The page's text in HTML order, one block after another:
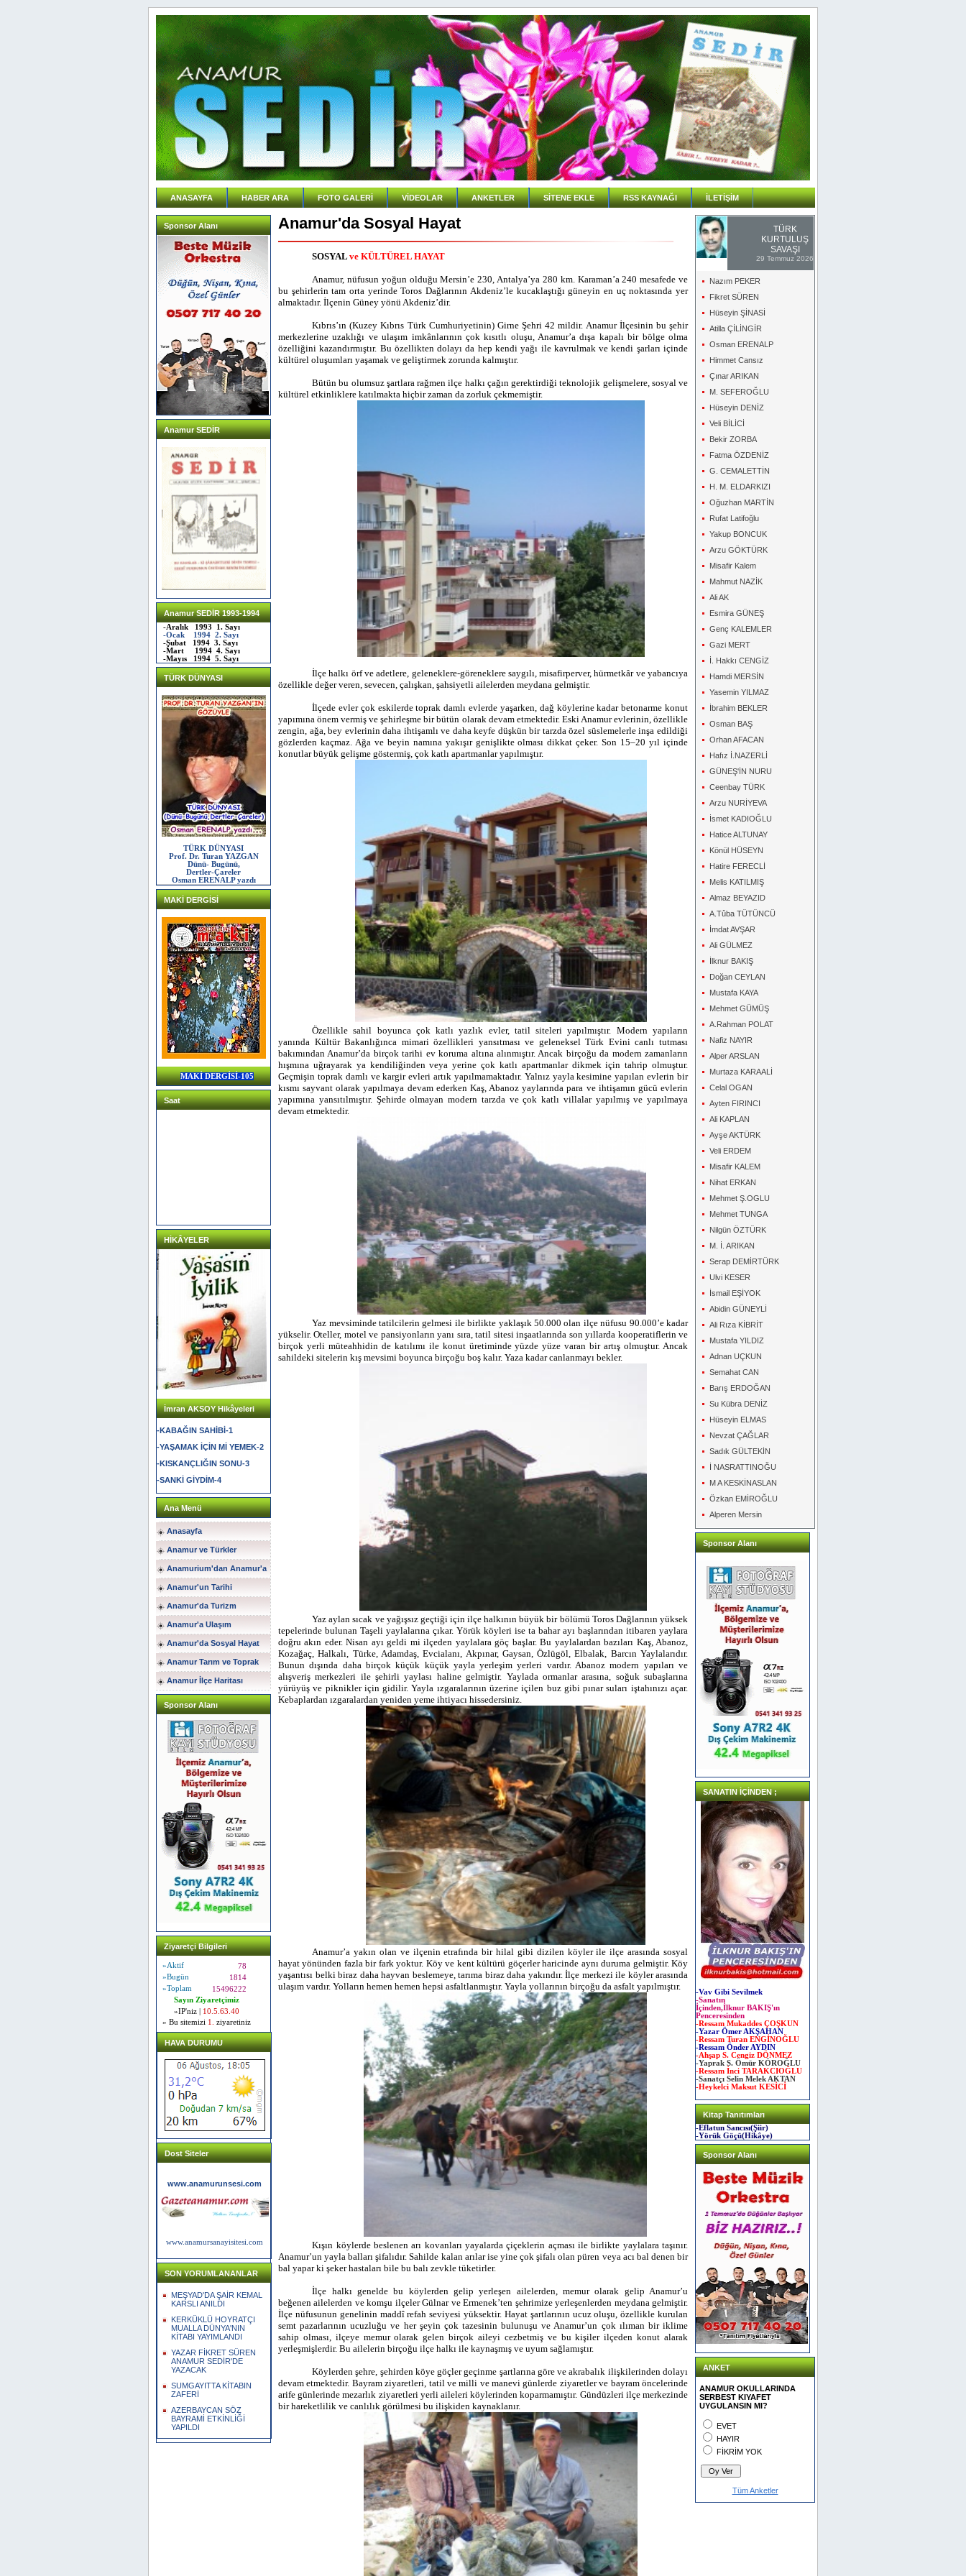
ANASAYFA HABER ARA FOTO GALERİ VİDEOLAR ANKETLER SİTENE EKLE RSS KAYNAĞI İLETİŞİM
Sponsor Alanı
Anamur SEDİR
Anamur SEDİR 1993-1994
-Aralık 1993 1. Sayı
-Ocak 1994 2. Sayı
-Şubat 1994 3. Sayı
-Mart 1994 4. Sayı
-Mayıs 1994 5. Sayı
TÜRK DÜNYASI
TÜRK DÜNYASI
Prof. Dr. Turan YAZGAN
Dünü- Bugünü,
Dertler-Çareler
Osman ERENALP yazdı
MAKİ DERGİSİ
MAKİ DERGİSİ-105
Saat
HİKÂYELER
İmran AKSOY Hikâyeleri
-KABAĞIN SAHİBİ-1
-YAŞAMAK İÇİN Mİ YEMEK-2
-KISKANÇLIĞIN SONU-3
-SANKİ GİYDİM-4
Ana Menü
Anasayfa
Anamur ve Türkler
Anamurium'dan Anamur'a
Anamur'un Tarihi
Anamur'da Turizm
Anamur'a Ulaşım
Anamur'da Sosyal Hayat
Anamur Tarım ve Toprak
Anamur İlçe Haritası
Sponsor Alanı
Ziyaretçi Bilgileri
»Aktif
78
»Bugün
1814
»Toplam
15496222
Sayın Ziyaretçimiz
»IP'niz |
10.5.63.40
» Bu sitemizi 1. ziyaretiniz
HAVA DURUMU
Dost Siteler
www.anamurunsesi.com
www.anamursanayisitesi.com
SON YORUMLANANLAR
MEŞYAD'DA ŞAİR KEMAL
KARSLI ANILDI
KERKÜKLÜ HOYRATÇI
MUALLA DÜNYA'NIN
KİTABI YAYIMLANDI
YAZAR FİKRET SÜREN
ANAMUR SEDİR'DE
YAZACAK
SUMGAYITTA KİTABIN
ZAFERİ
AZERBAYCAN SÖZ
BAYRAMİ ETKİNLİĞİ
YAPILDI
Anamur'da Sosyal Hayat
SOSYALve KÜLTÜREL HAYAT
Anamur, nüfusun yoğun olduğu Mersin’e 230, Antalya’ya 280 km. Karaman’a 240 mesafede ve
bu şehirlerin tam orta yerinde Toros Dağlarının Akdeniz’le kucaklaştığı güneyin en uç noktasında yer
almaktadır. İlçenin Güney yönü Akdeniz’dir.
Kıbrıs’ın (Kuzey Kıbrıs Türk Cumhuriyetinin) Girne Şehri 42 mildir. Anamur İlçesinin bu şehir
merkezlerine uzaklığı ve ulaşım imkânlarının çok kısıtlı oluşu, Anamur’a dışa kapalı bir bölge olma
özelliğini kazandırmıştır. Bu özellikten dolayı da hep kendi yağı ile kavrulmak ve kendi şarları içinde
kültürel oluşumları yaşamak ve geliştirmek zorunda kalmıştır.
Bütün bu olumsuz şartlara rağmen ilçe halkı çağın gerektirdiği teknolojik gelişmelere, sosyal ve
kültürel etkinliklere katılmakta hiçbir zaman da zorluk çekmemiştir.
İlçe halkı örf ve adetlere, geleneklere-göreneklere saygılı, misafirperver, hürmetkâr ve yabancıya
özellikle değer veren, sevecen, çalışkan, şahsiyetli ailelerden meydana gelmiştir.
İlçede evler çok eskilerde toprak damlı evlerde yaşarken, dağ köylerine kadar betonarme konut
yapımına önem vermiş ve şehirleşme bir bütün olarak devam etmektedir. Eski Anamur evlerinin, özellikle
zengin, ağa, bey evlerinin daha ihtişamlı ve daha keyfe düşkün bir tarzda özel süslemelerle inşa edildiği
gözlerden kaçmaz. Ağa ve beyin namına yakışır genişlikte olması dikkat çeker. Son 15–20 yıl içinde
konutlar büyük gelişme göstermiş, çok katlı apartmanlar yapılmıştır.
Özellikle sahil boyunca çok katlı yazlık evler, tatil siteleri yapılmıştır. Modern yapıların
yanında Kültür Bakanlığınca mimari özellikleri yansıtması ve geleneksel Türk Evini canlı tutması
bakımından Anamur’da birçok tarihi ev koruma altına alınmıştır. Ancak birçoğu da modern zamanların
hışmına uğrayarak ya kendiliğinden veya yerine çok katlı apartmanlar dikmek için tahrip olmuştur.
Geçmişin toprak damlı ve kargir evleri artık yapılmamaktadır. Yalnız yayla kesimine yapılan evlerin bir
kısmı sayvant olarak yapılmaya devam ederken Kaş, Abanoz yaylarında para ve ihtişamın gücü evlerin
yapımına yansıtılmıştır. Şehirde olmayan modern tarzda ve çok katlı villalar yapılmış ve yapılmaya
devam etmektedir.
Yaz mevsiminde tatilcilerin gelmesi ile birlikte yaklaşık 50.000 olan ilçe nüfusu 90.000’e kadar
yükselir. Oteller, motel ve pansiyonların yanı sıra, tatil sitesi inşaatlarında son yıllarda kooperatiflerin ve
birçok yerli müteahhidin de katılımı ile konut üretiminde yüzde yüze varan bir artış olmuştur. Ancak
sahildeki sitelerin kış mevsimi boyunca birçoğu boş kalır. Yaza kadar canlanmayı bekler.
Yaz aylan sıcak ve yağışsız geçtiği için ilçe halkının büyük bir bölümü Toros Dağlarının yüksek
tepelerinde bulunan Taşeli yaylalarına çıkar. Yörük köyleri ise ta bahar ayı başlarından itibaren yaylara
doğru akın eder. Nisan ayı geldi mi ilçeden yaylalara göç başlar. Bu yaylalardan bazıları Kaş, Abanoz,
Kozağaç, Halkalı, Türke, Adamdaş, Evcialanı, Akpınar, Gaysan, Özlügöl, Elbalak, Barcın Yaylalarıdır.
Bunun dışında daha birçok küçük küçük yayla yerleşim yerleri vardır. Abanoz modern yapıları ve
alışveriş merkezleri ile şehirli yaylası haline gelmiştir. Yaylada ormanlar arasına, soğuk subaşlarına
yürüyüş ve piknikler için gidilir. Yayla ızgaralarının üzerine içilen buz gibi pınar suları iştahınızı açar.
Kebaplardan ızgaralardan yeniden yeme ihtiyacı hissedersiniz.
Anamur’a yakın olan ve ilçenin etrafında bir hilal gibi dizilen köyler ile ilçe arasında sosyal
hayat yönünden fazla bir fark yoktur. Köy ve kent kültürü göçerler haricinde aynı duruma gelmiştir. Köy
yaşantısı belki biraz daha hayvan beslemeye, tarıma biraz daha yakındır. İlçe merkezi ile köyler arasında
ulaşım vardır. Yolların hemen hemen hepsi asfaltlanmıştır. Yayla yollarının birçoğu da asfalt yapılmıştır.
Kışın köylerde beslenen arı kovanları yayalarda çiçeklerin açması ile birlikte yaylalara taşınır.
Anamur’un yayla balları şifalıdır. Sahilde kalan arılar ise yine çok şifalı olan püren veya acı bal denen bir
bal yapar ki şeker hastaları bile bu balı zevkle tüketirler.
İlçe halkı genelde bu köylerden gelip yerleşen ailelerden, memur olarak gelip Anamur’u
beğenen ailelerden ve komşu ilçeler Gülnar ve Ermenek’ten şehrimize yerleşenlerden meydana gelmiştir.
İlçe nüfusunun genelinin maddî refah seviyesi yüksektir. Hayat şartlarının ucuz oluşu, özellikle kurulan
semt pazarlarının ucuzluğu ve her şeyin çok tazesinin bulunuşu ve Anamur’un çok ılıman bir iklime
sahip olması, ilçeye memur olarak gelen birçok aileyi cezbetmiş ve bu kişiler ilçeden konut alarak
yerleşmişlerdir. Bu ailelerin birçoğu ilçe halkı ile kaynaşmış ve uyum sağlamıştır.
Köylerden şehre, şehirden köye göçler geçinme şartlarına göre ve akrabalık ilişkilerinden dolayı
devam etmektedir. Bayram ziyaretleri, tatil ve milli ve manevi günlerde ziyaretler ve bayram öncelerinde
arife günlerinde mezarlık ziyaretleri yerli aileleri köylerinden koparmamıştır. Gündüzleri ilçe merkezinde
bir hareketlilik ve canlılık görülmesi bu ilişkiden kaynaklanır.
TÜRK
KURTULUŞ
SAVAŞI
29 Temmuz 2026
Nazım PEKER
Fikret SÜREN
Hüseyin ŞİNASİ
Atilla ÇİLİNGİR
Osman ERENALP
Himmet Cansız
Çınar ARIKAN
M. SEFEROĞLU
Hüseyin DENİZ
Veli BİLİCİ
Bekir ZORBA
Fatma ÖZDENİZ
G. CEMALETTİN
H. M. ELDARKIZI
Oğuzhan MARTİN
Rufat Latifoğlu
Yakup BONCUK
Arzu GÖKTÜRK
Misafir Kalem
Mahmut NAZİK
Ali AK
Esmira GÜNEŞ
Genç KALEMLER
Gazi MERT
İ. Hakkı CENGİZ
Hamdi MERSİN
Yasemin YILMAZ
İbrahim BEKLER
Osman BAŞ
Orhan AFACAN
Hafız İ.NAZERLİ
GÜNEŞ'İN NURU
Ceenbay TÜRK
Arzu NURİYEVA
İsmet KADIOĞLU
Hatice ALTUNAY
Könül HÜSEYN
Hatire FERECLİ
Melis KATILMIŞ
Almaz BEYAZID
A.Tûba TÜTÜNCÜ
İmdat AVŞAR
Ali GÜLMEZ
İlknur BAKIŞ
Doğan CEYLAN
Mustafa KAYA
Mehmet GÜMÜŞ
A.Rahman POLAT
Nafiz NAYIR
Alper ARSLAN
Murtaza KARAALİ
Celal OGAN
Ayten FIRINCI
Ali KAPLAN
Ayşe AKTÜRK
Veli ERDEM
Misafir KALEM
Nihat ERKAN
Mehmet Ş.OGLU
Mehmet TUNGA
Nilgün ÖZTÜRK
M. İ. ARIKAN
Serap DEMİRTÜRK
Ulvi KESER
İsmail EŞİYOK
Abidin GÜNEYLİ
Ali Rıza KİBRİT
Mustafa YILDIZ
Adnan UÇKUN
Semahat CAN
Barış ERDOĞAN
Su Kübra DENİZ
Hüseyin ELMAS
Nevzat ÇAĞLAR
Sadık GÜLTEKİN
İ NASRATTINOĞU
M A KESKİNASLAN
Özkan EMİROĞLU
Alperen Mersin
Sponsor Alanı
SANATIN İÇİNDEN ;
-Vav Gibi Sevilmek
-Sanatın
İçinden,İlknur BAKIŞ'ın
Penceresinden
-Ressam Mukaddes ÇOŞKUN
-Yazar Ömer AKŞAHAN
-Ressam Turan ENGİNOĞLU
-Ressam Önder AYDIN
-Ahşap S. Cengiz DÖNMEZ
-Yaprak S. Ömür KÖROĞLU
-Ressam İnci TARAKCIOĞLU
-Sanatçı Selin Melek AKTAN
-Heykelci Maksut KESİCİ
Kitap Tanıtımları
-Eflatun Sancısı(Şiir)
-Yörük Göçü(Hikâye)
Sponsor Alanı
ANKET
ANAMUR OKULLARINDA
SERBEST KIYAFET
UYGULANSIN MI?
EVET
HAYIR
FİKRİM YOK
Tüm Anketler